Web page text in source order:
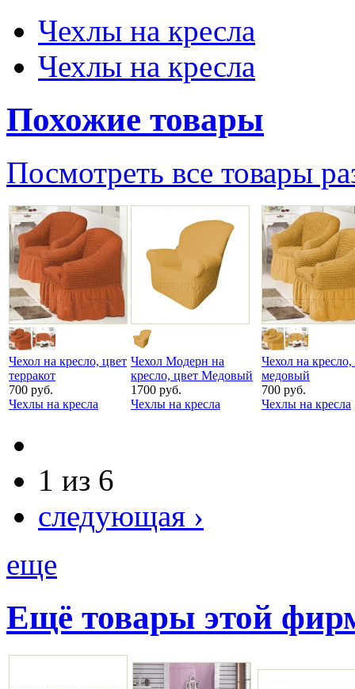
Чехлы на кресла
Чехлы на кресла
Похожие товары
Посмотреть все товары
Чехол на кресло, цвет
терракот
700 руб.
Чехлы на кресла
Чехол Модерн на
кресло, цвет Медовый
1700 руб.
Чехлы на кресла
Чехол на кресло,
медовый
700 руб.
Чехлы на кресла
1 из 6
следующая ›
еще
Ещё товары этой